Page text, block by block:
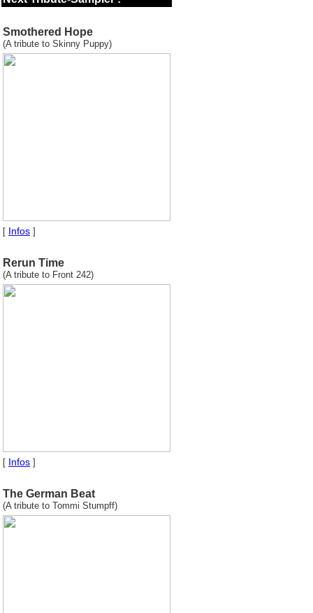
Smothered Hope
(A tribute to Skinny Puppy)
[ Infos ]
Rerun Time
(A tribute to Front 242)
[ Infos ]
The German Beat
(A tribute to Tommi Stumpff)